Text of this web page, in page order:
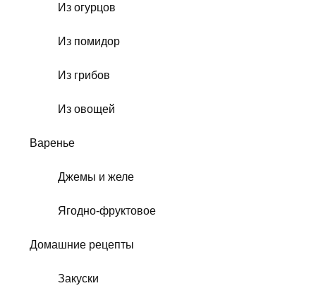
Из огурцов
Из помидор
Из грибов
Из овощей
Варенье
Джемы и желе
Ягодно-фруктовое
Домашние рецепты
Закуски